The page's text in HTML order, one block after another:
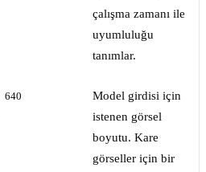
çalışma zamanı ile
uyumluluğu
tanımlar.
640
Model girdisi için
istenen görsel
boyutu. Kare
görseller için bir